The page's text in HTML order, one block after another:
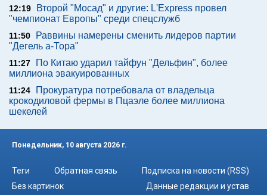
12:19
Второй "Мосад" и другие: L'Express провел
"чемпионат Европы" среди спецслужб
11:50
Раввины намерены сменить лидеров партии
"Дегель а-Тора"
11:27
По Китаю ударил тайфун "Дельфин", более
миллиона эвакуированных
11:24
Прокуратура потребовала от владельца
крокодиловой фермы в Пцаэле более миллиона
шекелей
Понедельник, 10 августа 2026 г.
Теги Обратная связь
Подписка на новости (RSS)
Без картинок
Данные редакции и устав